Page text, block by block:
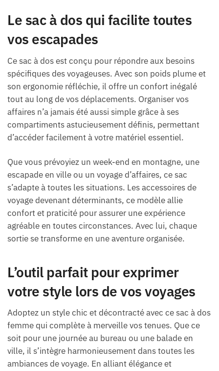
Le sac à dos qui facilite toutes
vos escapades
Ce sac à dos est conçu pour répondre aux besoins
spécifiques des voyageuses. Avec son poids plume et
son ergonomie réfléchie, il offre un confort inégalé
tout au long de vos déplacements. Organiser vos
affaires n’a jamais été aussi simple grâce à ses
compartiments astucieusement définis, permettant
d’accéder facilement à votre matériel essentiel.
Que vous prévoyiez un week-end en montagne, une
escapade en ville ou un voyage d’affaires, ce sac
s’adapte à toutes les situations. Les accessoires de
voyage devenant déterminants, ce modèle allie
confort et praticité pour assurer une expérience
agréable en toutes circonstances. Avec lui, chaque
sortie se transforme en une aventure organisée.
L’outil parfait pour exprimer
votre style lors de vos voyages
Adoptez un style chic et décontracté avec ce sac à dos
femme qui complète à merveille vos tenues. Que ce
soit pour une journée au bureau ou une balade en
ville, il s’intègre harmonieusement dans toutes les
ambiances de voyage. En alliant élégance et